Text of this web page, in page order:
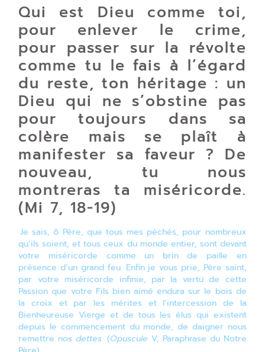
Qui est Dieu comme toi,
pour enlever le crime,
pour passer sur la révolte
comme tu le fais à l’égard
du reste, ton héritage : un
Dieu qui ne s’obstine pas
pour toujours dans sa
colère mais se plaît à
manifester sa faveur ? De
nouveau, tu nous
montreras ta miséricorde.
(Mi 7, 18-19)
Je sais, ô Père, que tous mes péchés, pour nombreux
qu’ils soient, et tous ceux du monde entier, sont devant
votre miséricorde comme un brin de paille en
présence d’un grand feu. Enfin je vous prie, Père saint,
par votre miséricorde infinie, par la vertu de cette
Passion que votre Fils bien aimé endura sur le bois de
la croix et par les mérites et l’intercession de la
Bienheureuse Vierge et de tous les élus qui existent
depuis le commencement du monde, de daigner nous
remettrenos dettes.(Opuscule V, Paraphrase du Notre